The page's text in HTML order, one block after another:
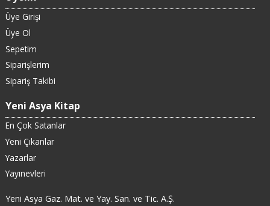
Üye Girişi
Üye Ol
Sepetim
Siparişlerim
Sipariş Takibi
Yeni Asya Kitap
En Çok Satanlar
Yeni Çıkanlar
Yazarlar
Yayınevleri
Yeni Asya Gaz. Mat. ve Yay. San. ve Tic. A.Ş.